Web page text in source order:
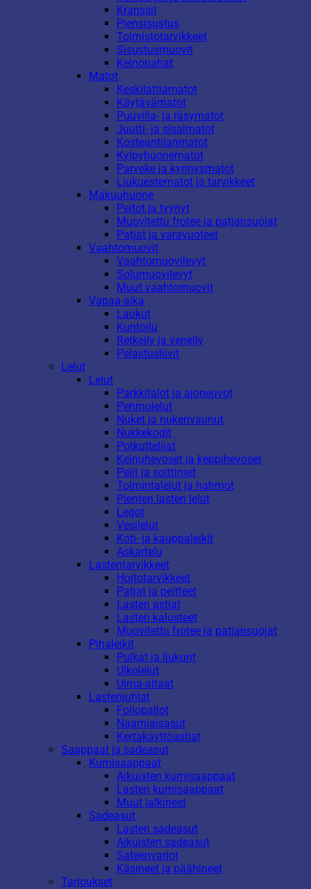
Kranssit
Piensisustus
Toimistotarvikkeet
Sisustusmuovit
Keinonahat
Matot
Keskilattiamatot
Käytävämatot
Puuvilla- ja räsymatot
Juutti- ja sisalmatot
Kosteantilanmatot
Kylpyhuonematot
Parveke ja kynnysmatot
Liukuestematot ja tarvikkeet
Makuuhuone
Peitot ja tyynyt
Muovitettu frotee ja patjansuojat
Patjat ja varavuoteet
Vaahtomuovit
Vaahtomuovilevyt
Solumuovilevyt
Muut vaahtomuovit
Vapaa-aika
Laukut
Kuntoilu
Retkeily ja veneily
Pelastusliivit
Lelut
Lelut
Parkkitalot ja ajoneuvot
Pehmolelut
Nuket ja nukenvaunut
Nukkekodit
Potkuttelijat
Keinuhevoset ja keppihevoset
Pelit ja soittimet
Toimintalelut ja hahmot
Pienten lasten lelut
Legot
Vesilelut
Koti- ja kauppaleikit
Askartelu
Lastentarvikkeet
Hoitotarvikkeet
Patjat ja peitteet
Lasten astiat
Lasten kalusteet
Muovitettu frotee ja patjansuojat
Pihaleikit
Pulkat ja liukurit
Ulkolelut
Uima-altaat
Lastenjuhlat
Foliopallot
Naamiaisasut
Kertakäyttöastiat
Saappaat ja sadeasut
Kumisaappaat
Aikuisten kumisaappaat
Lasten kumisaappaat
Muut jalkineet
Sadeasut
Lasten sadeasut
Aikuisten sadeasut
Sateenvarjot
Käsineet ja päähineet
Tarjoukset